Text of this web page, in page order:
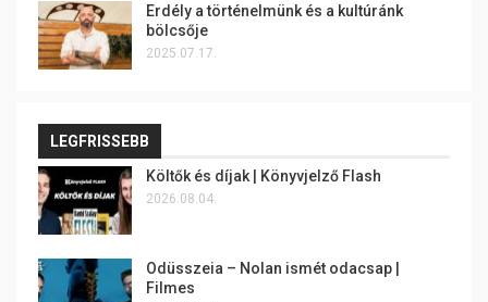
Erdély a történelmünk és a kultúránk
bölcsője
2025.07.17.
LEGFRISSEBB
Költők és díjak | Könyvjelző Flash
2026.08.04.
Odüsszeia – Nolan ismét odacsap |
Filmes